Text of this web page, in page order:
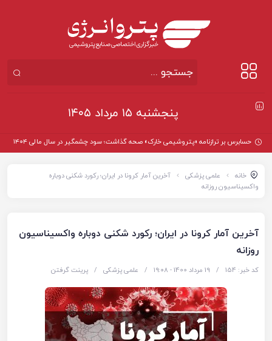
پنجشنبه ۱۵ مرداد ۱۴۰۵
حسابرس بر ترازنامه «پتروشیمی خارک» صحه گذاشت؛ سود چشمگیر در سال مالی ۱۴۰۴
خانه علمی پزشکی
آخرین آمار کرونا در ایران؛ رکورد شکنی دوباره
واکسیناسیون روزانه
آخرین آمار کرونا در ایران؛ رکورد شکنی دوباره واکسیناسیون
روزانه
کد خبر: 154 / 19 مرداد 1400 - ۱۹:۰۸ / علمی پزشکی / پرینت گرفتن